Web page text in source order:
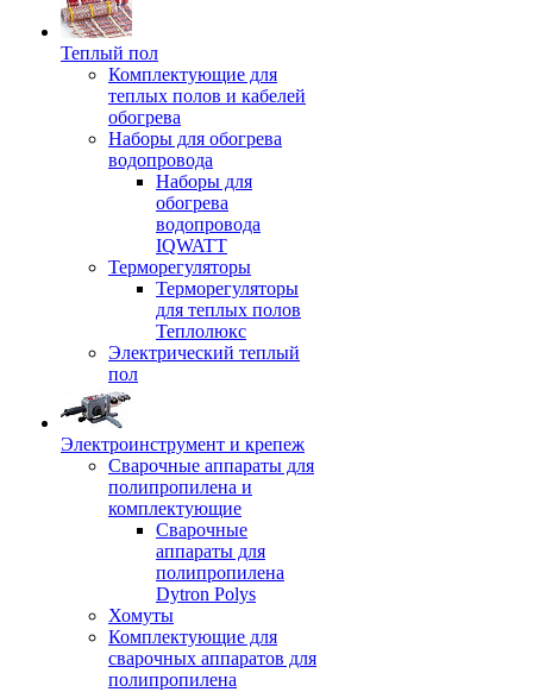
Теплый пол
Комплектующие для
теплых полов и кабелей
обогрева
Наборы для обогрева
водопровода
Наборы для
обогрева
водопровода
IQWATT
Терморегуляторы
Терморегуляторы
для теплых полов
Теплолюкс
Электрический теплый
пол
Электроинструмент и крепеж
Сварочные аппараты для
полипропилена и
комплектующие
Сварочные
аппараты для
полипропилена
Dytron Polys
Хомуты
Комплектующие для
сварочных аппаратов для
полипропилена